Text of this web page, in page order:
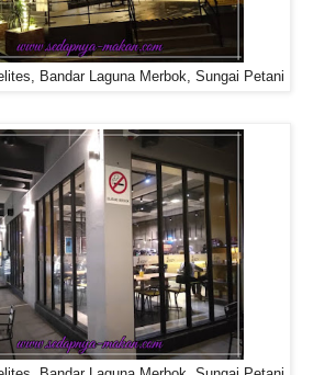
Bandar Laguna Merbok, Sungai Petani